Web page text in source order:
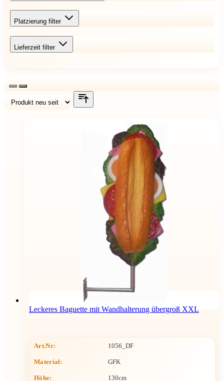
Platzierung filter
Lieferzeit filter
Leckeres Baguette mit Wandhalterung übergroß XXL
Art.Nr: 1056_DF
Material: GFK
Höhe: 130cm